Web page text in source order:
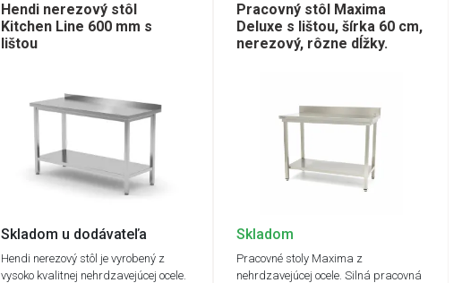
Hendi nerezový stôl
Kitchen Line 600 mm s
lištou
Skladom u dodávateľa
Hendi nerezový stôl je vyrobený z
vysoko kvalitnej nehrdzavejúcej ocele.
Pracovný stôl Maxima
Deluxe s lištou, šírka 60 cm,
nerezový, rôzne dĺžky.
Skladom
Pracovné stoly Maxima z
nehrdzavejúcej ocele. Silná pracovná